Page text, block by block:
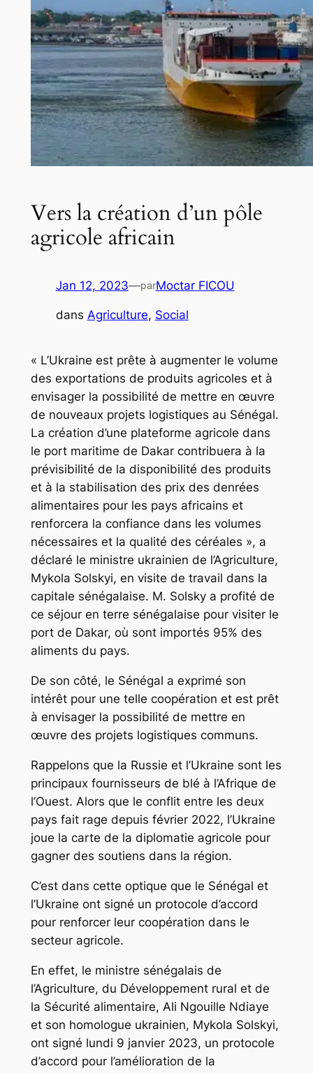
Vers la création d’un pôle
agricole africain
Jan 12, 2023—parMoctar FICOU
dans Agriculture, Social
« L’Ukraine est prête à augmenter le volume
des exportations de produits agricoles et à
envisager la possibilité de mettre en œuvre
de nouveaux projets logistiques au Sénégal.
La création d’une plateforme agricole dans
le port maritime de Dakar contribuera à la
prévisibilité de la disponibilité des produits
et à la stabilisation des prix des denrées
alimentaires pour les pays africains et
renforcera la confiance dans les volumes
nécessaires et la qualité des céréales », a
déclaré le ministre ukrainien de l’Agriculture,
Mykola Solskyi, en visite de travail dans la
capitale sénégalaise. M. Solsky a profité de
ce séjour en terre sénégalaise pour visiter le
port de Dakar, où sont importés 95% des
aliments du pays.
De son côté, le Sénégal a exprimé son
intérêt pour une telle coopération et est prêt
à envisager la possibilité de mettre en
œuvre des projets logistiques communs.
Rappelons que la Russie et l’Ukraine sont les
principaux fournisseurs de blé à l’Afrique de
l’Ouest. Alors que le conflit entre les deux
pays fait rage depuis février 2022, l’Ukraine
joue la carte de la diplomatie agricole pour
gagner des soutiens dans la région.
C’est dans cette optique que le Sénégal et
l’Ukraine ont signé un protocole d’accord
pour renforcer leur coopération dans le
secteur agricole.
En effet, le ministre sénégalais de
l’Agriculture, du Développement rural et de
la Sécurité alimentaire, Ali Ngouille Ndiaye
et son homologue ukrainien, Mykola Solskyi,
ont signé lundi 9 janvier 2023, un protocole
d’accord pour l’amélioration de la